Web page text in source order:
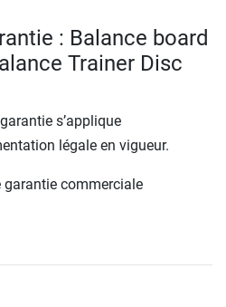
: Balance board
Trainer Disc
s’applique
légale en vigueur.
garantie commerciale